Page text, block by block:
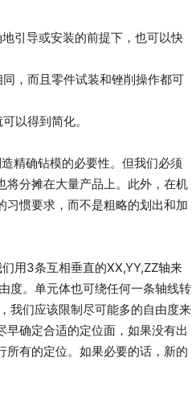
引导或安装的前提下，也可以快
，而且零件试装和锉削操作都可
以得到简化。
精确钻模的必要性。但我们必须
将分摊在大量产品上。此外，在机
惯要求，而不是粗略的划出和加
用3条互相垂直的XX,YY,ZZ轴来
度。单元体也可绕任何一条轴线转
我们应该限制尽可能多的自由度来
确定合适的定位面，如果没有出
有的定位。如果必要的话，新的